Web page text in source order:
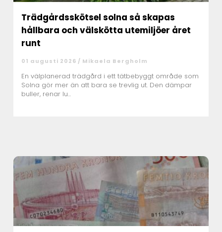
Trädgårdsskötsel solna så skapas
hållbara och välskötta utemiljöer året
runt
01 augusti 2026 / Mikaela Bergholm
En välplanerad trädgård i ett tätbebyggt område som
Solna gör mer än att bara se trevlig ut. Den dämpar
buller, renar lu...